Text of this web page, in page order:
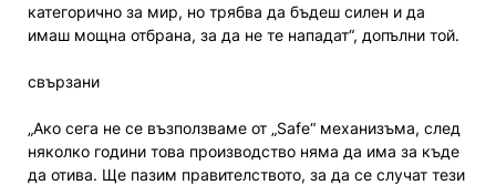
категорично за мир, но трябва да бъдеш силен и да
имаш мощна отбрана, за да не те нападат“, допълни той.
свързани
„Ако сега не се възползваме от „Safe“ механизъма, след
няколко години това производство няма да има за къде
да отива. Ще пазим правителството, за да се случат тези